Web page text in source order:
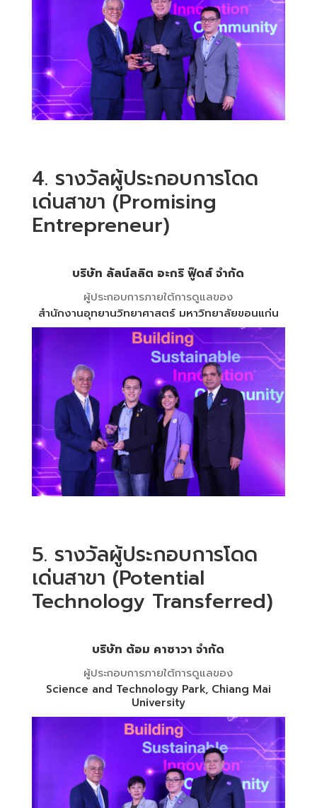
4. รางวัลผู้ประกอบการโดด
เด่นสาขา (Promising
Entrepreneur)
บริษัท ลัลน์ลลิต อะกริ ฟู๊ดส์ จำกัด
ผู้ประกอบการภายใต้การดูแลของ
สำนักงานอุทยานวิทยาศาสตร์ มหาวิทยาลัยขอนแก่น
5. รางวัลผู้ประกอบการโดด
เด่นสาขา (Potential
Technology Transferred)
บริษัท ต้อม คาซาวา จำกัด
ผู้ประกอบการภายใต้การดูแลของ
Science and Technology Park, Chiang Mai
University